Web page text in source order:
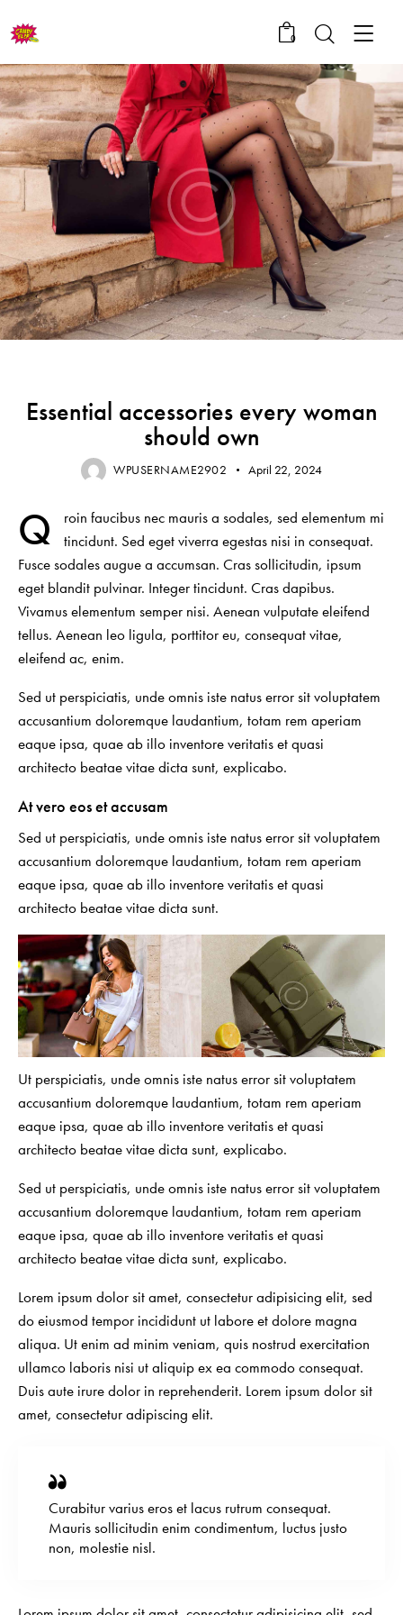
0
Essential accessories every woman
should own
WPUSERNAME2902 April 22, 2024
Q
roin faucibus nec mauris a sodales, sed elementum mi
tincidunt. Sed eget viverra egestas nisi in consequat.
Fusce sodales augue a accumsan. Cras sollicitudin, ipsum
eget blandit pulvinar. Integer tincidunt. Cras dapibus.
Vivamus elementum semper nisi. Aenean vulputate eleifend
tellus. Aenean leo ligula, porttitor eu, consequat vitae,
eleifend ac, enim.
Sed ut perspiciatis, unde omnis iste natus error sit voluptatem
accusantium doloremque laudantium, totam rem aperiam
eaque ipsa, quae ab illo inventore veritatis et quasi
architecto beatae vitae dicta sunt, explicabo.
At vero eos et accusam
Sed ut perspiciatis, unde omnis iste natus error sit voluptatem
accusantium doloremque laudantium, totam rem aperiam
eaque ipsa, quae ab illo inventore veritatis et quasi
architecto beatae vitae dicta sunt.
Ut perspiciatis, unde omnis iste natus error sit voluptatem
accusantium doloremque laudantium, totam rem aperiam
eaque ipsa, quae ab illo inventore veritatis et quasi
architecto beatae vitae dicta sunt, explicabo.
Sed ut perspiciatis, unde omnis iste natus error sit voluptatem
accusantium doloremque laudantium, totam rem aperiam
eaque ipsa, quae ab illo inventore veritatis et quasi
architecto beatae vitae dicta sunt, explicabo.
Lorem ipsum dolor sit amet, consectetur adipisicing elit, sed
do eiusmod tempor incididunt ut labore et dolore magna
aliqua. Ut enim ad minim veniam, quis nostrud exercitation
ullamco laboris nisi ut aliquip ex ea commodo consequat.
Duis aute irure dolor in reprehenderit. Lorem ipsum dolor sit
amet, consectetur adipiscing elit.
Curabitur varius eros et lacus rutrum consequat.
Mauris sollicitudin enim condimentum, luctus justo
non, molestie nisl.